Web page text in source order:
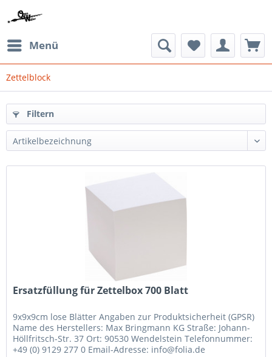
Menü
Zettelblock
Filtern
Ersatzfüllung für Zettelbox 700 Blatt
9x9x9cm lose Blätter Angaben zur Produktsicherheit (GPSR)
Name des Herstellers: Max Bringmann KG Straße: Johann-
Höllfritsch-Str. 37 Ort: 90530 Wendelstein Telefonnummer:
+49 (0) 9129 277 0 Email-Adresse: info@folia.de